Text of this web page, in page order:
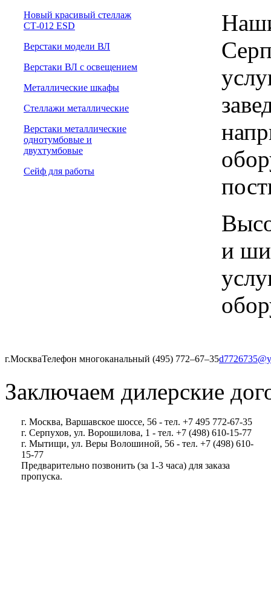
Новый красивый стеллаж
СТ-012 ESD
Верстаки модели ВЛ
Верстаки ВЛ с освещением
Металлические шкафы
Стеллажи металлические
Верстаки металлические
однотумбовые и
двухтумбовые
Сейф для работы
и
г.МоскваТелефон многоканальный (495) 772‒67‒35
Заключаем дилерские
г. Москва, Варшавское шоссе, 56 - тел. +7 495 772-67-35
г. Серпухов, ул. Ворошилова, 1 - тел. +7 (498) 610-15-77
г. Мытищи, ул. Веры Волошиной, 56 - тел. +7 (498) 610-
15-77
Предварительно позвонить (за 1-3 часа) для заказа
пропуска.